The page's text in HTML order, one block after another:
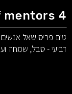
mentors 4
טים פריס שאל אנשים
רביעי - סבל, שמחה